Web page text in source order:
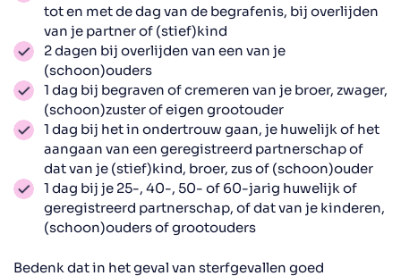
tot en met de dag van de begrafenis, bij overlijden
van je partner of (stief)kind
2 dagen bij overlijden van een van je
(schoon)ouders
1 dag bij begraven of cremeren van je broer, zwager,
(schoon)zuster of eigen grootouder
1 dag bij het in ondertrouw gaan, je huwelijk of het
aangaan van een geregistreerd partnerschap of
dat van je (stief)kind, broer, zus of (schoon)ouder
1 dag bij je 25-, 40-, 50- of 60-jarig huwelijk of
geregistreerd partnerschap, of dat van je kinderen,
(schoon)ouders of grootouders
Bedenk dat in het geval van sterfgevallen goed